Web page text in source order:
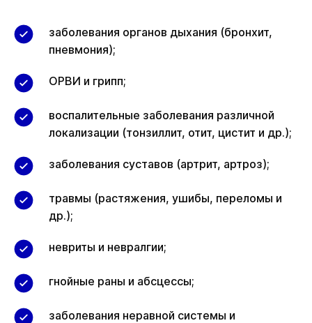
заболевания органов дыхания (бронхит,
пневмония);
ОРВИ и грипп;
воспалительные заболевания различной
локализации (тонзиллит, отит, цистит и др.);
заболевания суставов (артрит, артроз);
травмы (растяжения, ушибы, переломы и
др.);
невриты и невралгии;
гнойные раны и абсцессы;
заболевания неравной системы и